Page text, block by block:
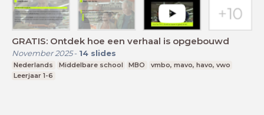
GRATIS: Ontdek hoe een verhaal is opgebouwd
November 2025- 14 slides
Nederlands Middelbare school MBO
vmbo, mavo, havo, vwo
Leerjaar 1-6